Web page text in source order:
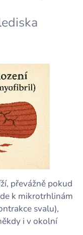
převážně pokud
k mikrotrhlinám
svalu),
i v okolní